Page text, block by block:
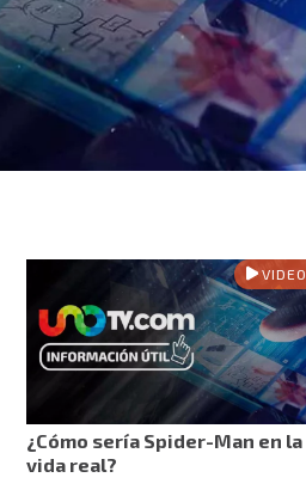
VIDEO
¿Cómo sería Spider-Man en la
vida real?